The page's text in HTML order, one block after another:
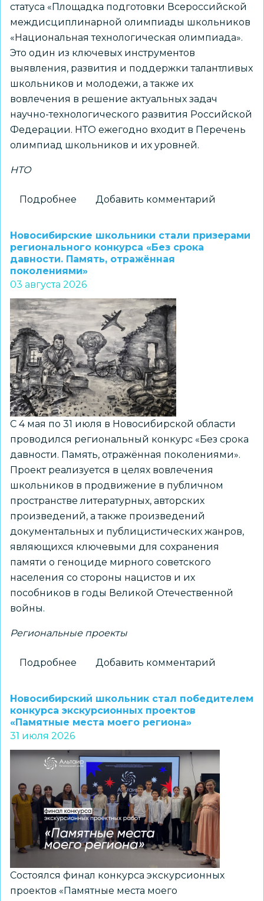
статуса «Площадка подготовки Всероссийской
междисциплинарной олимпиады школьников
«Национальная технологическая олимпиада».
Это один из ключевых инструментов
выявления, развития и поддержки талантливых
школьников и молодежи, а также их
вовлечения в решение актуальных задач
научно-технологического развития Российской
Федерации. НТО ежегодно входит в Перечень
олимпиад школьников и их уровней.
НТО
Подробнее
на
получение
статуса
«Площадка
НТО»
2026–
2027
учебного
года
Добавить комментарий
Новосибирские школьники стали призерами
регионального конкурса «Без срока
давности. Память, отражённая
поколениями»
03 августа 2026
С 4 мая по 31 июля в Новосибирской области
проводился региональный конкурс «Без срока
давности. Память, отражённая поколениями».
Проект реализуется в целях вовлечения
школьников в продвижение в публичном
пространстве литературных, авторских
произведений, а также произведений
документальных и публицистических жанров,
являющихся ключевыми для сохранения
памяти о геноциде мирного советского
населения со стороны нацистов и их
пособников в годы Великой Отечественной
войны.
Региональные проекты
Подробнее
школьники
стали
призерами
конкурса
«Без
срока
давности.
Память,
отражённая
поколениями»
Добавить комментарий
Новосибирский школьник стал победителем
конкурса экскурсионных проектов
«Памятные места моего региона»
31 июля 2026
Состоялся финал конкурса экскурсионных
проектов «Памятные места моего